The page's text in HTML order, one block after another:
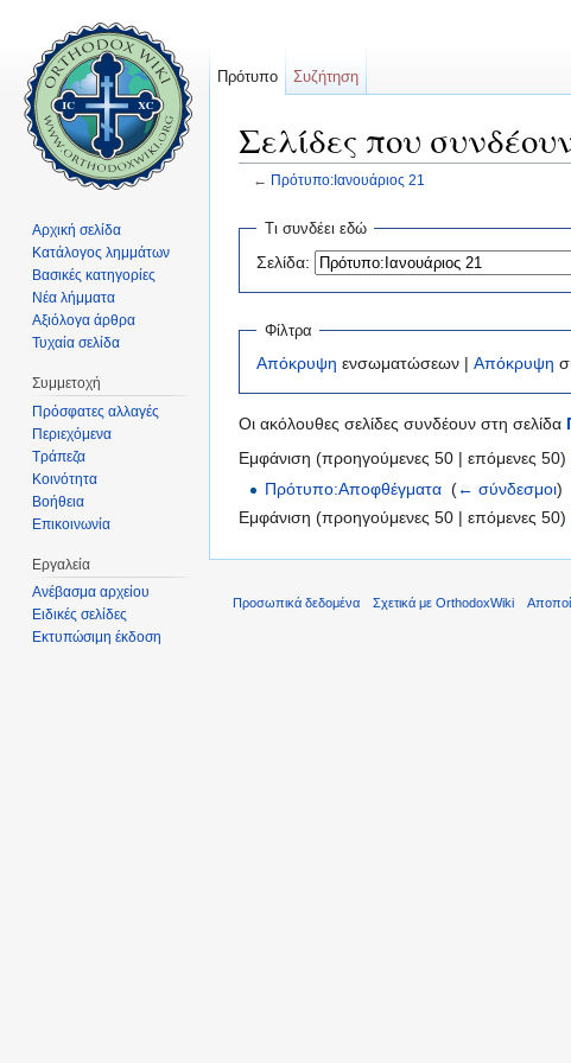
Σελίδες που
← Πρότυπο:Ιανουάριος 21
Τι συνδέει εδώ
Σελίδα:
Φίλτρα
Απόκρυψη ενσωματώσεων | Απόκρυψη
Οι ακόλουθες σελίδες συνδέουν στη σελίδα
Εμφάνιση (προηγούμενες 50 | επόμενες 50)
Πρότυπο:Αποφθέγματα ‎(← σύνδεσμοι)
Εμφάνιση (προηγούμενες 50 | επόμενες 50)
Πρότυπο Συζήτηση
Αρχική σελίδα
Κατάλογος λημμάτων
Βασικές κατηγορίες
Νέα λήμματα
Αξιόλογα άρθρα
Τυχαία σελίδα
Συμμετοχή
Πρόσφατες αλλαγές
Περιεχόμενα
Τράπεζα
Κοινότητα
Βοήθεια
Επικοινωνία
Εργαλεία
Ανέβασμα αρχείου
Ειδικές σελίδες
Εκτυπώσιμη έκδοση
Προσωπικά δεδομένα Σχετικά με OrthodoxWiki